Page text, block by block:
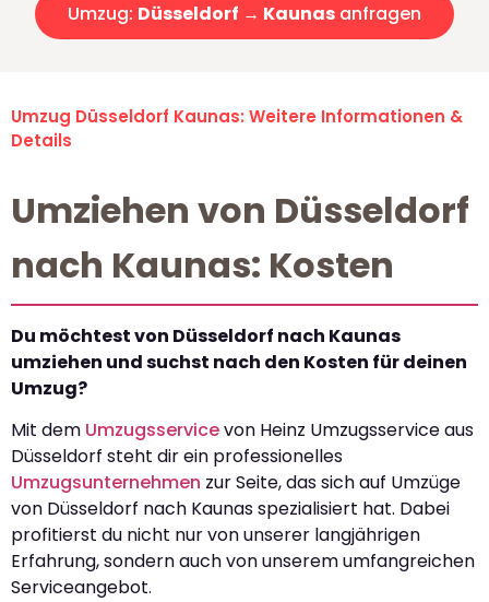
Umzug: Düsseldorf → Kaunas anfragen
Umzug Düsseldorf Kaunas: Weitere Informationen &
Details
Umziehen von Düsseldorf
nach Kaunas: Kosten
Du möchtest von Düsseldorf nach Kaunas
umziehen und suchst nach den Kosten für deinen
Umzug?
Mit dem Umzugsservicevon Heinz Umzugsservice aus
Düsseldorf steht dir ein professionelles
Umzugsunternehmen zur Seite, das sich auf Umzüge
von Düsseldorf nach Kaunas spezialisiert hat. Dabei
profitierst du nicht nur von unserer langjährigen
Erfahrung, sondern auch von unserem umfangreichen
Serviceangebot.